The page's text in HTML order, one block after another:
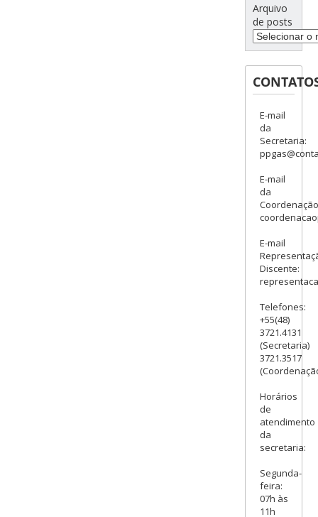
Arquivo
de posts
E-mail
da
Secretaria:
E-mail
da
E-mail
Discente:
Telefones:
+55(48)
3721.4131
(Secretaria)
3721.3517
Horários
de
atendimento
da
secretaria:
Segunda-
feira:
07h às
11h